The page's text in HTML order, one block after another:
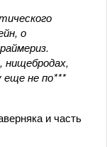
о
нищебродах,
еще не по***
и часть